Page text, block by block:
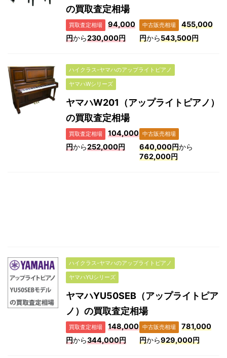
の買取査定相場
買取査定相場
94,000
円から230,000円
中古販売相場
455,000
円から543,500円
ハイクラス-ヤマハのアップライトピアノ
ヤマハWシリーズ
ヤマハW201（アップライトピアノ）
の買取査定相場
買取査定相場
104,000
円から252,000円
中古販売相場
640,000円から
762,000円
ハイクラス-ヤマハのアップライトピアノ
ヤマハYUシリーズ
ヤマハYU50SEB（アップライトピア
ノ）の買取査定相場
買取査定相場
148,000
円から344,000円
中古販売相場
781,000
円から929,000円